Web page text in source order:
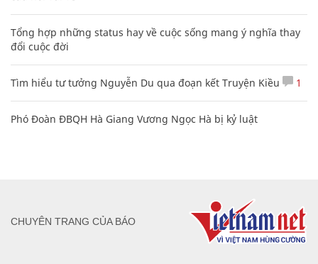
Tổng hợp những status hay về cuộc sống mang ý nghĩa thay
đổi cuộc đời
Tìm hiểu tư tưởng Nguyễn Du qua đoạn kết Truyện Kiều 1
Phó Đoàn ĐBQH Hà Giang Vương Ngọc Hà bị kỷ luật
CHUYÊN TRANG CỦA BÁO